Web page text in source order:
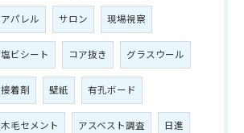
アパレル サロン 現場視察
塩ビシート コア抜き グラスウール
接着剤 壁紙 有孔ボード
木毛セメント アスベスト調査 日進